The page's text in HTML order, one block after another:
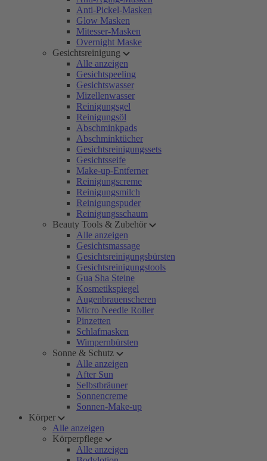
Anti-Pickel-Masken
Glow Masken
Mitesser-Masken
Overnight Maske
Gesichtsreinigung
Alle anzeigen
Gesichtspeeling
Gesichtswasser
Mizellenwasser
Reinigungsgel
Reinigungsöl
Abschminkpads
Abschminktücher
Gesichtsreinigungssets
Gesichtsseife
Make-up-Entferner
Reinigungscreme
Reinigungsmilch
Reinigungspuder
Reinigungsschaum
Beauty Tools & Zubehör
Alle anzeigen
Gesichtsmassage
Gesichtsreinigungsbürsten
Gesichtsreinigungstools
Gua Sha Steine
Kosmetikspiegel
Augenbrauenscheren
Micro Needle Roller
Pinzetten
Schlafmasken
Wimpernbürsten
Sonne & Schutz
Alle anzeigen
After Sun
Selbstbräuner
Sonnencreme
Sonnen-Make-up
Körper
Alle anzeigen
Körperpflege
Alle anzeigen